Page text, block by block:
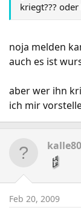
kriegt??? oder
noja melden
auch es ist
aber wer ihn
ich mir
Feb 20, 2009